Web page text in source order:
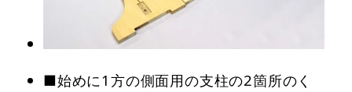
■始めに1方の側面用の支柱の2箇所のく